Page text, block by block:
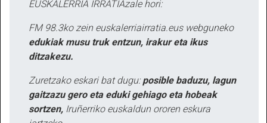
EUSKALERRIA IRRATIAzale hori:
FM 98.3ko zein euskalerriairratia.eus webguneko
edukiak musu truk entzun, irakur eta ikus
ditzakezu.
Zuretzako eskari bat dugu: posible baduzu, lagun
gaitzazu gero eta eduki gehiago eta hobeak
sortzen, Iruñerriko euskaldun ororen eskura